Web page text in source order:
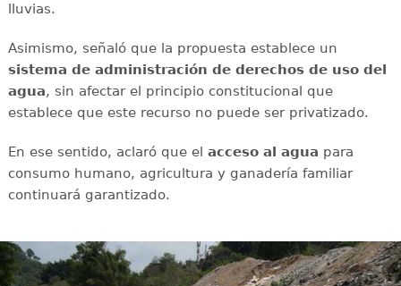
lluvias.
Asimismo, señaló que la propuesta establece un
sistema de administración de derechos de uso del
agua, sin afectar el principio constitucional que
establece que este recurso no puede ser privatizado.
En ese sentido, aclaró que el acceso al agua para
consumo humano, agricultura y ganadería familiar
continuará garantizado.